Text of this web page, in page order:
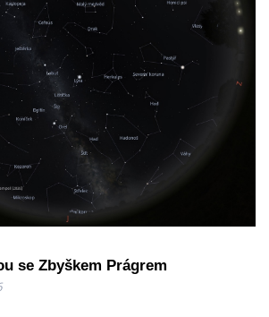
se Zbyškem Prágrem